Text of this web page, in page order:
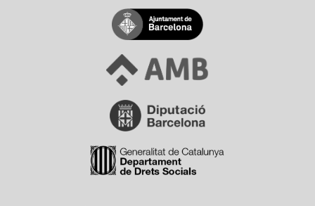
Link a Ajuntament de Barcelona
Link a Àrea Metropolitana de Barcelona
Link a Diputació de Barcelona
Link a Generalitat de Catalunya